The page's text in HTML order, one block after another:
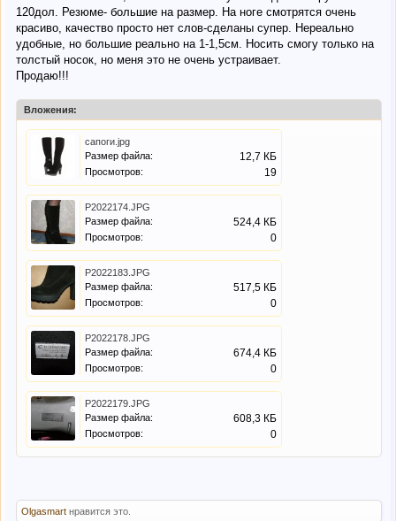
120дол. Резюме- большие на размер. На ноге смотрятся очень
красиво, качество просто нет слов-сделаны супер. Нереально
удобные, но большие реально на 1-1,5см. Носить смогу только на
толстый носок, но меня это не очень устраивает.
Продаю!!!
Вложения:
сапоги.jpg
Размер файла:
12,7 КБ
Просмотров: 19
P2022174.JPG
Размер файла:
524,4 КБ
Просмотров: 0
P2022183.JPG
Размер файла:
517,5 КБ
Просмотров: 0
P2022178.JPG
Размер файла:
674,4 КБ
Просмотров: 0
P2022179.JPG
Размер файла:
608,3 КБ
Просмотров: 0
Olgasmart нравится это.